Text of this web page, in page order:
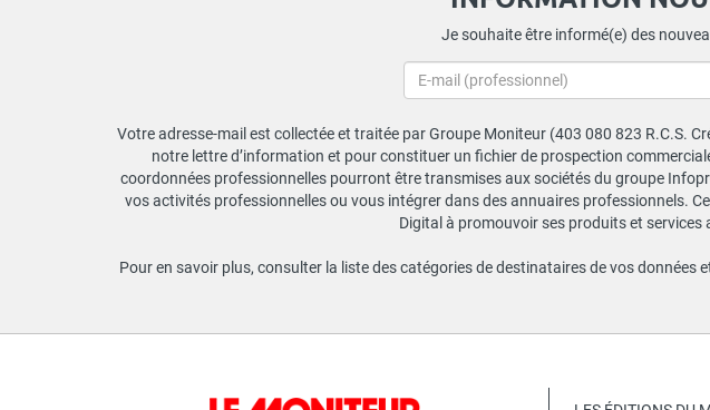
Je souhaite être informé(e) des
Votre adresse-mail est collectée et traitée par Groupe Moniteur (403 080 823 R.C.S.
notre lettre d’information et pour constituer un fichier de prospection
coordonnées professionnelles pourront être transmises aux sociétés du groupe
vos activités professionnelles ou vous intégrer dans des annuaires professionnels.
Digital à promouvoir ses produits et services
Pour en savoir plus, consulter la liste des catégories de destinataires de vos données